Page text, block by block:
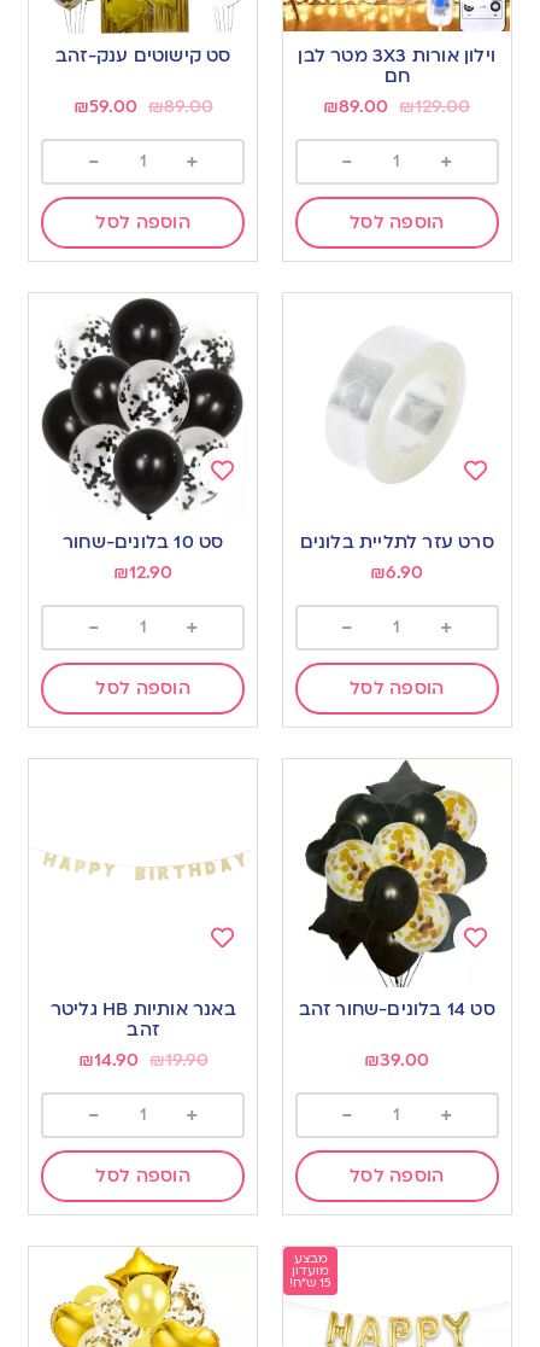
Add
to
wishlist
וילון אורות 3X3 מטר לבן
חם
₪129.00
₪89.00
+
-
הוספה לסל
Add
to
wishlist
סט קישוטים ענק-זהב
₪89.00
₪59.00
+
-
הוספה לסל
to
סרט עזר לתליית בלונים
₪6.90
+
-
הוספה לסל
Add
סט 10 בלונים-שחור
₪12.90
+
-
הוספה לסל
to
wishlist
סט 14 בלונים-שחור זהב
₪39.00
+
-
הוספה לסל
to
wishlist
באנר אותיות HB גליטר
זהב
₪19.90
₪14.90
+
-
הוספה לסל
מבצע
מועדון
15 ש"ח!